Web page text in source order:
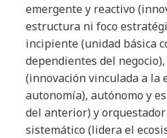
emergente y reactivo
estructura ni foco
incipiente (unidad básica
dependientes del
(innovación vinculada a la
autonomía), autónomo y
del anterior) y
sistemático (lidera el